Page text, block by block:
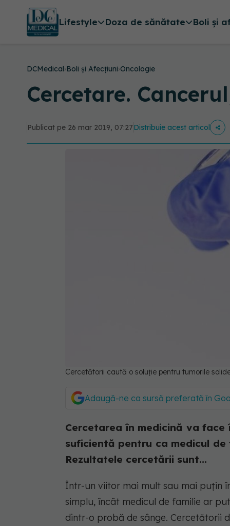
Lifestyle Doza de sănătate Boli și
DCMedical›Boli și Afecțiuni›Oncologie
Cercetare.
Publicat pe 26 mar 2019, 07:27Distribuie acest articol
Cercetătorii caută o soluție pentru tumorile
Adaugă-ne ca sursă preferată în
Cercetarea în medicină va
suficientă pentru ca medicul
Rezultatele cercetării sunt...
Într-un viitor mai mult sau mai puțin
simplu, încât medicul de familie ar
dintr-o probă de sânge. Cercetătorii